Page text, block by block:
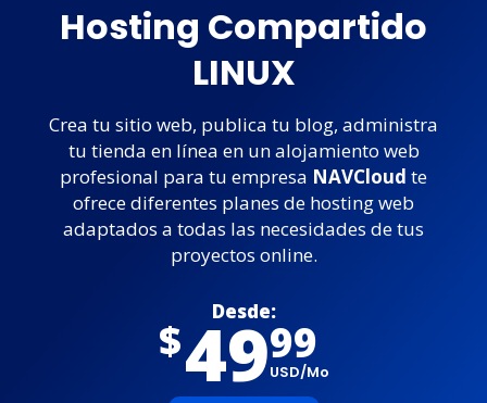
Hosting Compartido
LINUX
Crea tu sitio web, publica tu blog, administra
tu tienda en línea en un alojamiento web
profesional para tu empresa NAVCloud te
ofrece diferentes planes de hosting web
adaptados a todas las necesidades de tus
proyectos online.
Desde:
$4999
USD/mo